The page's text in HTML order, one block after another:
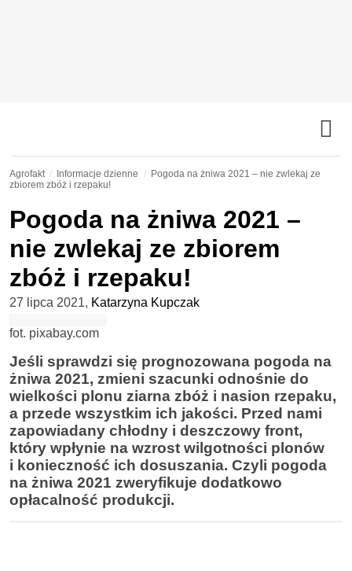
Agrofakt Informacje dzienne
Pogoda na żniwa 2021 – nie zwlekaj ze
zbiorem zbóż i rzepaku!
Pogoda na żniwa 2021 –
nie zwlekaj ze zbiorem
zbóż i rzepaku!
27 lipca 2021, Katarzyna Kupczak
fot. pixabay.com
Jeśli sprawdzi się prognozowana pogoda na
żniwa 2021, zmieni szacunki odnośnie do
wielkości plonu ziarna zbóż i nasion rzepaku,
a przede wszystkim ich jakości. Przed nami
zapowiadany chłodny i deszczowy front,
który wpłynie na wzrost wilgotności plonów
i konieczność ich dosuszania. Czyli pogoda
na żniwa 2021 zweryfikuje dodatkowo
opłacalność produkcji.